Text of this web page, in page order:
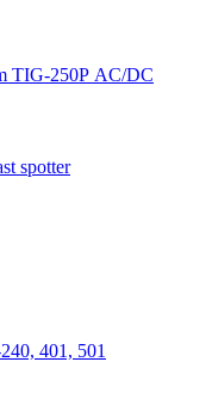
TIG-250Р AC/DC
spotter
401, 501